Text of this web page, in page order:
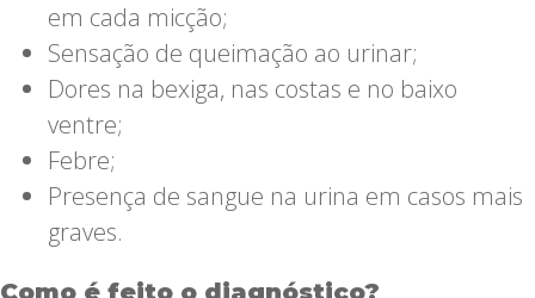
em cada micção;
Sensação de queimação ao urinar;
Dores na bexiga, nas costas e no baixo
ventre;
Febre;
Presença de sangue na urina em casos mais
graves.
Como é feito o diagnóstico?